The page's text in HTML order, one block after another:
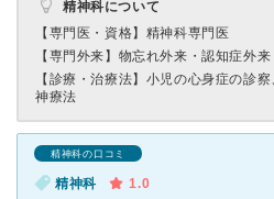
精神科について
【専門医・資格】 精神科専門医
【専門外来】 物忘れ外来・認知症外来
【診療・治療法】 小児の心身症の診
神療法
精神科の口コミ
精神科
1.0